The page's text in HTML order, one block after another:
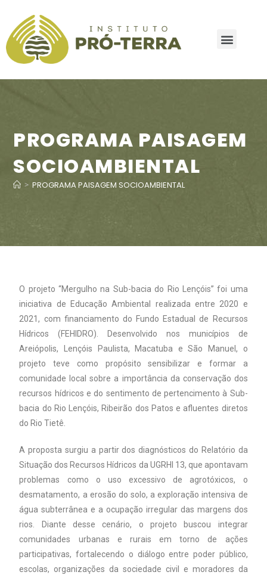
PROGRAMA PAISAGEM
SOCIOAMBIENTAL
> PROGRAMA PAISAGEM SOCIOAMBIENTAL
O projeto “Mergulho na Sub-bacia do Rio Lençóis” foi uma
iniciativa de Educação Ambiental realizada entre 2020 e
2021, com financiamento do Fundo Estadual de Recursos
Hídricos (FEHIDRO). Desenvolvido nos municípios de
Areiópolis, Lençóis Paulista, Macatuba e São Manuel, o
projeto teve como propósito sensibilizar e formar a
comunidade local sobre a importância da conservação dos
recursos hídricos e do sentimento de pertencimento à Sub-
bacia do Rio Lençóis, Ribeirão dos Patos e afluentes diretos
do Rio Tietê.
A proposta surgiu a partir dos diagnósticos do Relatório da
Situação dos Recursos Hídricos da UGRHI 13, que apontavam
problemas como o uso excessivo de agrotóxicos, o
desmatamento, a erosão do solo, a exploração intensiva de
água subterrânea e a ocupação irregular das margens dos
rios. Diante desse cenário, o projeto buscou integrar
comunidades urbanas e rurais em torno de ações
participativas, fortalecendo o diálogo entre poder público,
escolas, organizações da sociedade civil e moradores da